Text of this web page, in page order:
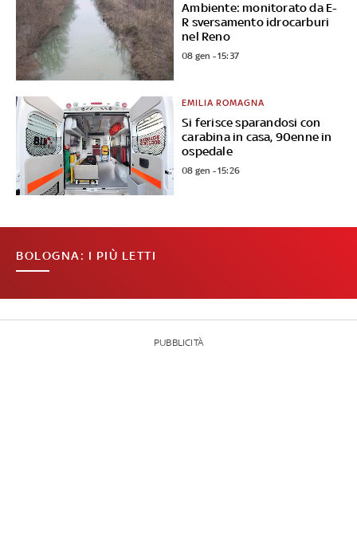
Ambiente: monitorato da E-
R sversamento idrocarburi
nel Reno
08 gen - 15:37
Si ferisce sparandosi con
carabina in casa, 90enne in
ospedale
EMILIA ROMAGNA
08 gen - 15:26
BOLOGNA: I PIÙ LETTI
PUBBLICITÀ